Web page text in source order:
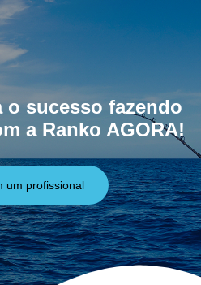
o sucesso fazendo
a Ranko AGORA!
um profissional